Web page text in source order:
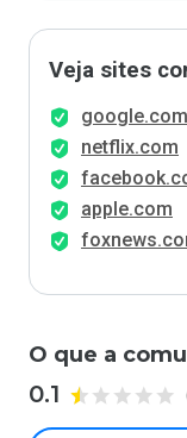
Veja sites
google.com
netflix.com
apple.com
O que a
0.1